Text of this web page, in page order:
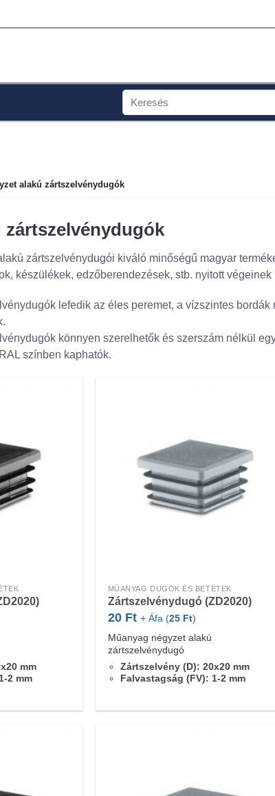
Keresés
következőre:
alakú zártszelvénydugók
zártszelvénydugók
zártszelvénydugói kiváló minőségű magyar
készülékek, edzőberendezések, stb. nyitott végeinek
lefedik az éles peremet, a vízszintes
könnyen szerelhetők és szerszám nélkül
színben kaphatók.
mm
2 mm
MŰANYAG DUGÓK ÉS BETÉTEK
Zártszelvénydugó (ZD2020)
20 Ft + Áfa (25 Ft)
Műanyag négyzet alakú
zártszelvénydugó
Zártszelvény (D): 20x20 mm
Falvastagság (FV): 1-2 mm